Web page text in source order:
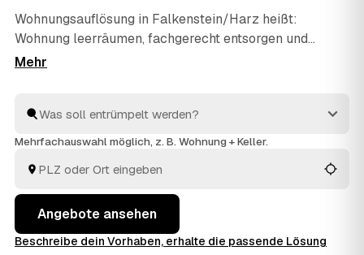
Wohnungsauflösung in Falkenstein/Harz heißt:
Wohnung leerräumen, fachgerecht entsorgen und
besenrein an den Vermieter übergeben. Genau dafür
Erbfall. Statt jeden einzeln anzuschreiben, stellen Sie
eine Anfrage und erhalten mehrere Festpreis-Angebote
in Falkenstein/Harz und
.
Mehrfachauswahl möglich, z. B. Wohnung + Keller.
Angebote ansehen
Beschreibe dein Vorhaben, erhalte die passende Lösung